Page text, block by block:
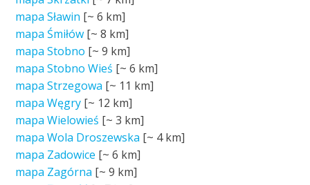
mapa Sławin [~6 km]
mapa Śmiłów [~8 km]
mapa Stobno [~9 km]
mapa Stobno Wieś [~6 km]
mapa Strzegowa [~ 11 km]
mapa Węgry [~ 12 km]
mapa Wielowieś [~3 km]
mapa Wola Droszewska [~ 4 km]
mapa Zadowice [~6 km]
mapa Zagórna [~9 km]